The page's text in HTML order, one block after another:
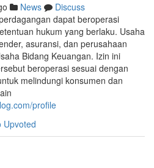
News
Discuss
dapat beroperasi
hukum yang berlaku. Usaha
asuransi, dan perusahaan
Bidang Keuangan. Izin ini
beroperasi sesuai dengan
melindungi konsumen dan
profile
Upvoted